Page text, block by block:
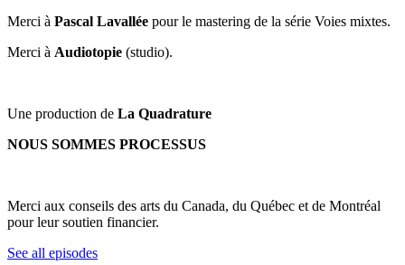
Merci à Pascal Lavallée pour le mastering de la série Voies mixtes.
Merci à Audiotopie (studio).
Une production de La Quadrature
NOUS SOMMES PROCESSUS
Merci aux conseils des arts du Canada, du Québec et de Montréal
pour leur soutien financier.
See all episodes